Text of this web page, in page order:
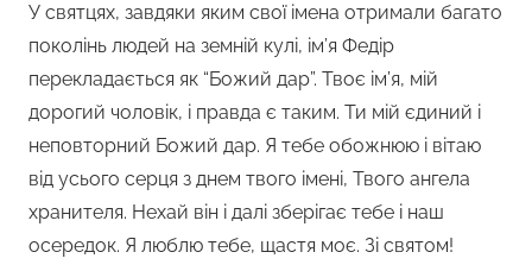
У святцях, завдяки яким свої імена отримали багато
поколінь людей на земній кулі, ім’я Федір
перекладається як “Божий дар”. Твоє ім’я, мій
дорогий чоловік, і правда є таким. Ти мій єдиний і
неповторний Божий дар. Я тебе обожнюю і вітаю
від усього серця з днем твого імені, Твого ангела
хранителя. Нехай він і далі зберігає тебе і наш
осередок. Я люблю тебе, щастя моє. Зі святом!